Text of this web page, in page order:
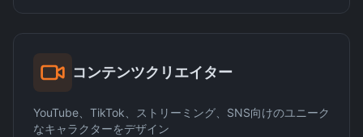
コンテンツクリエイター
YouTube、TikTok、ストリーミング、SNS向けのユニーク
なキャラクターをデザイン